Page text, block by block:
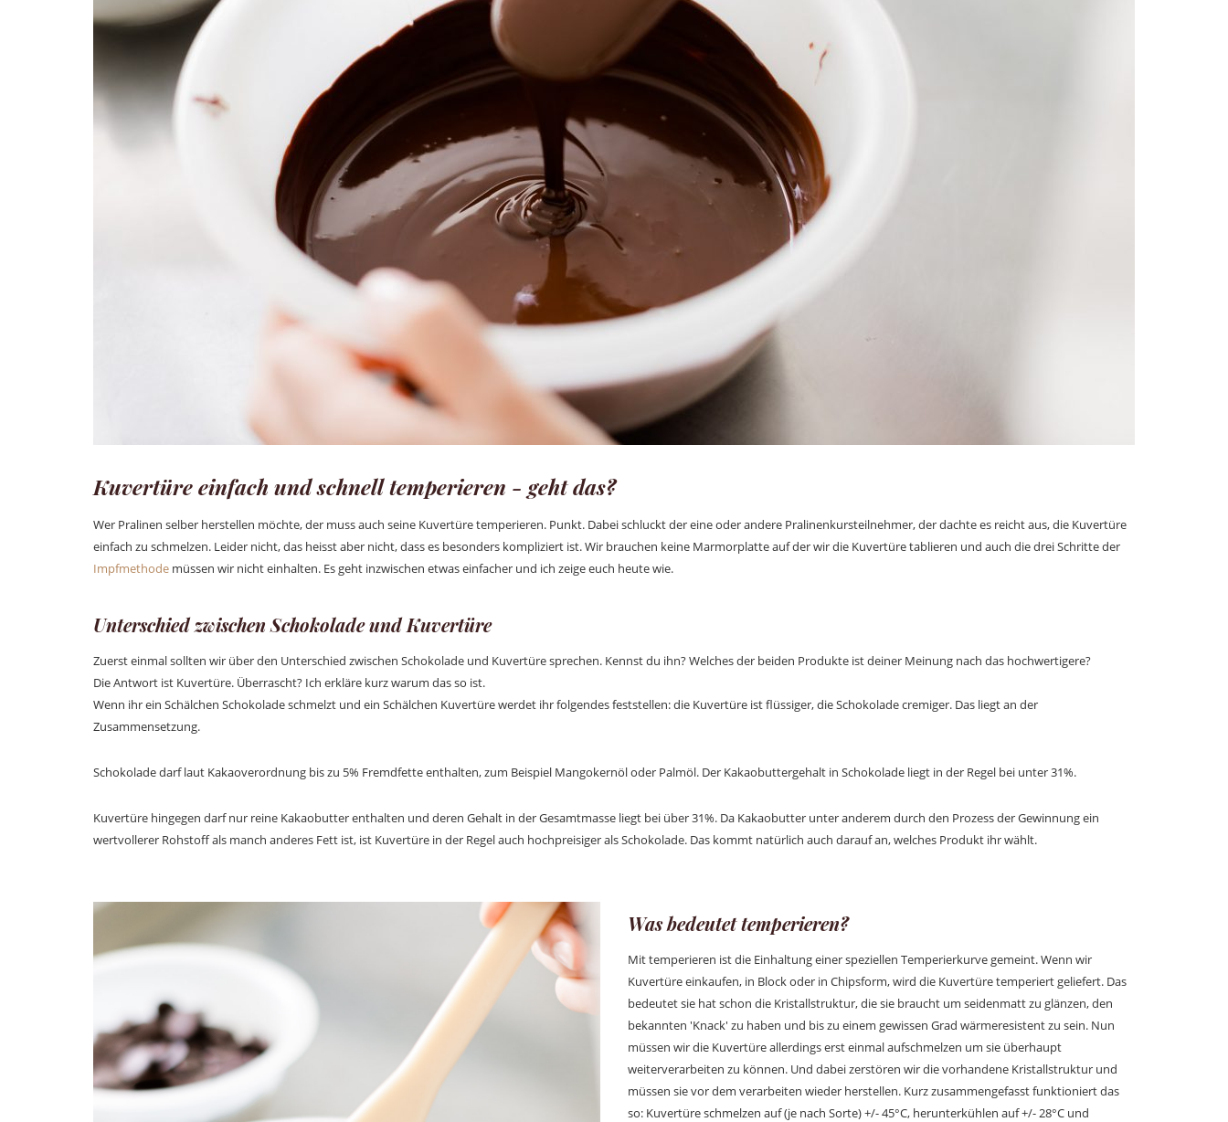
Kuvertüre einfach und schnell temperieren - geht das?
Wer Pralinen selber herstellen möchte, der muss auch seine Kuvertüre temperieren. Punkt. Dabei schluckt der eine oder andere Pralinenkursteilnehmer, der dachte es reicht aus, die Kuvertüre
einfach zu schmelzen. Leider nicht, das heisst aber nicht, dass es besonders kompliziert ist. Wir brauchen keine Marmorplatte auf der wir die Kuvertüre tablieren und auch die drei Schritte der
Impfmethode müssen wir nicht einhalten. Es geht inzwischen etwas einfacher und ich zeige euch heute wie.
Unterschied zwischen Schokolade und Kuvertüre
Zuerst einmal sollten wir über den Unterschied zwischen Schokolade und Kuvertüre sprechen. Kennst du ihn? Welches der beiden Produkte ist deiner Meinung nach das hochwertigere?
Die Antwort ist Kuvertüre. Überrascht? Ich erkläre kurz warum das so ist.
Wenn ihr ein Schälchen Schokolade schmelzt und ein Schälchen Kuvertüre werdet ihr folgendes feststellen: die Kuvertüre ist flüssiger, die Schokolade cremiger. Das liegt an der
Zusammensetzung.
Schokolade darf laut Kakaoverordnung bis zu 5% Fremdfette enthalten, zum Beispiel Mangokernöl oder Palmöl. Der Kakaobuttergehalt in Schokolade liegt in der Regel bei unter 31%.
Kuvertüre hingegen darf nur reine Kakaobutter enthalten und deren Gehalt in der Gesamtmasse liegt bei über 31%. Da Kakaobutter unter anderem durch den Prozess der Gewinnung ein
wertvollerer Rohstoff als manch anderes Fett ist, ist Kuvertüre in der Regel auch hochpreisiger als Schokolade. Das kommt natürlich auch darauf an, welches Produkt ihr wählt.
Was bedeutet temperieren?
Mit temperieren ist die Einhaltung einer speziellen Temperierkurve gemeint. Wenn wir
Kuvertüre einkaufen, in Block oder in Chipsform, wird die Kuvertüre temperiert geliefert. Das
bedeutet sie hat schon die Kristallstruktur, die sie braucht um seidenmatt zu glänzen, den
bekannten 'Knack' zu haben und bis zu einem gewissen Grad wärmeresistent zu sein. Nun
müssen wir die Kuvertüre allerdings erst einmal aufschmelzen um sie überhaupt
weiterverarbeiten zu können. Und dabei zerstören wir die vorhandene Kristallstruktur und
müssen sie vor dem verarbeiten wieder herstellen. Kurz zusammengefasst funktioniert das
so: Kuvertüre schmelzen auf (je nach Sorte) +/- 45°C, herunterkühlen auf +/- 28°C und